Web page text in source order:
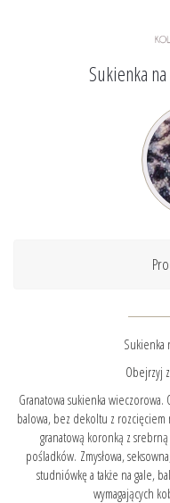
Sukienka
Sukienka
Obejrzyj
Granatowa sukienka wieczorowa.
balowa, bez dekoltu z
granatową koronką z
pośladków. Zmysłowa,
studniówkę a także na gale,
wymagających